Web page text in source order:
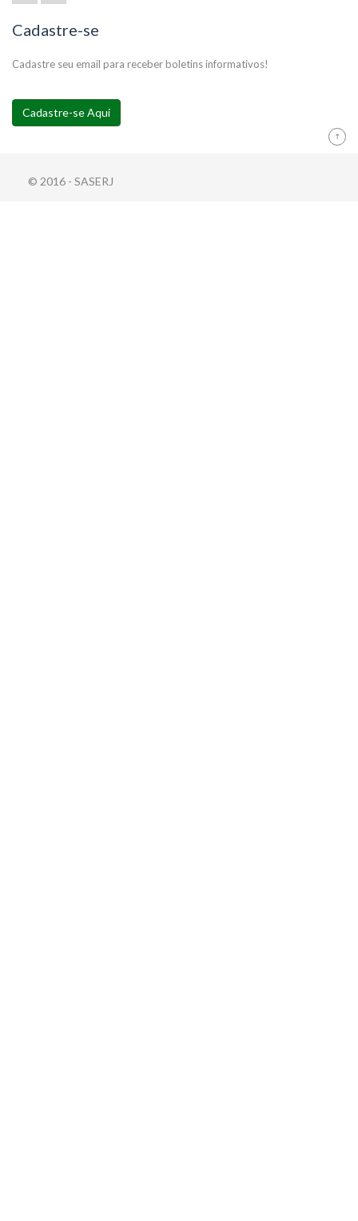
Cadastre-se
Cadastre seu email para receber boletins informativos!
Cadastre-se Aqui
© 2016 - SASERJ